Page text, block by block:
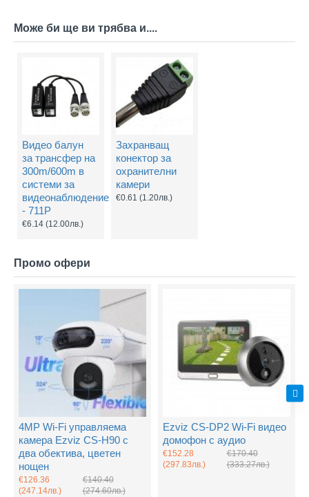
Може би ще ви трябва и....
Видео балун
за трансфер на
300m/600m в
системи за
видеонаблюдение
- 711P
€6.14 (12.00лв.)
Захранващ
конектор за
охранителни
камери
€0.61 (1.20лв.)
Промо офери
4MP Wi-Fi управляема
камера Ezviz CS-H90 с
два обектива, цветен
нощен
€126.36
(247.14лв.)
€140.40
(274.60лв.)
Ezviz CS-DP2 Wi-Fi видео
домофон с аудио
€152.28
(297.83лв.)
€170.40
(333.27лв.)